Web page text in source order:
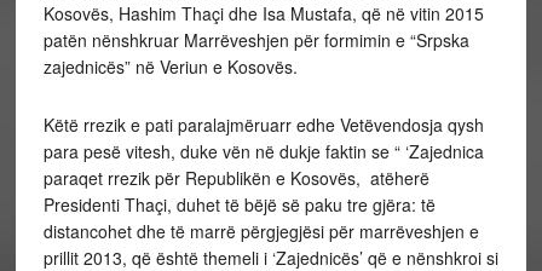
Kosovës, Hashim Thaçi dhe Isa Mustafa, që në vitin 2015
patën nënshkruar Marrëveshjen për formimin e “Srpska
zajednicës” në Veriun e Kosovës.
Këtë rrezik e pati paralajmëruarr edhe Vetëvendosja qysh
para pesë vitesh, duke vën në dukje faktin se “ ‘Zajednica
paraqet rrezik për Republikën e Kosovës, atëherë
Presidenti Thaçi, duhet të bëjë së paku tre gjëra: të
distancohet dhe të marrë përgjegjësi për marrëveshjen e
prillit 2013, që është themeli i ‘Zajednicës’ që e nënshkroi si